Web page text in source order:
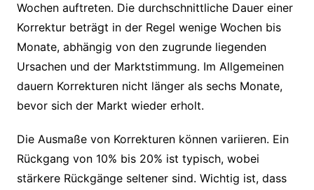
Wochen auftreten. Die durchschnittliche Dauer einer
Korrektur beträgt in der Regel wenige Wochen bis
Monate, abhängig von den zugrunde liegenden
Ursachen und der Marktstimmung. Im Allgemeinen
dauern Korrekturen nicht länger als sechs Monate,
bevor sich der Markt wieder erholt.
Die Ausmaße von Korrekturen können variieren. Ein
Rückgang von 10% bis 20% ist typisch, wobei
stärkere Rückgänge seltener sind. Wichtig ist, dass